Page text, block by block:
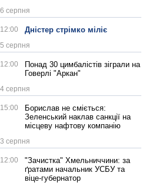
6 серпня
12:00 Дністер стрімко міліє
5 серпня
12:00
Понад 30 цимбалістів зіграли на
Говерлі "Аркан"
4 серпня
15:00
Борислав не сміється:
Зеленський наклав санкції на
місцеву нафтову компанію
3 серпня
12:00
"Зачистка" Хмельниччини: за
ґратами начальник УСБУ та
віце-губернатор